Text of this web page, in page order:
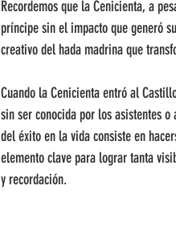
Recordemos que la Cenicienta, a
príncipe sin el impacto que generó
creativo del hada madrina que
Cuando la Cenicienta entró al
sin ser conocida por los asistentes
del éxito en la vida consiste en
elemento clave para lograr tanta
y recordación.